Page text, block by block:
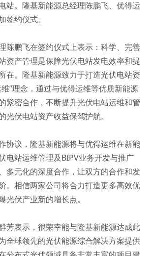
站。隆基新能源总经理陈鹏飞、优得运
签约仪式。
陈鹏飞在签约仪式上表示：科学、完善
资产管理是保障光伏电站发电效率和提
在。隆基新能源致力于打造光伏电站资
”理念，通过与优得运维等优质新能源
紧密合作，不断提升光伏电站运维和管
光伏电站资产收益保驾护航。
协议，隆基新能源将与优得运维在新能
电站运维管理及BIPV业务开发与推广
多元化的深度合作，让双方的合作和发
。相信两家公司将合力打造更多高效优
光伏产业新的增长点。
芳表示，很荣幸能与隆基新能源达成此
全球领先的光伏能源综合解决方案提供